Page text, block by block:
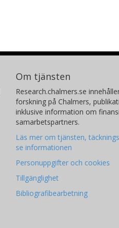
Om tjänsten
Research.chalmers.se
forskning på Chalmers,
inklusive information om
samarbetspartners.
Läs mer om tjänsten,
se informationen
Personuppgifter och cookies
Tillgänglighet
Bibliografibearbetning